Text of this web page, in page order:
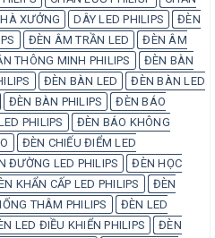
XƯỞNG DÂY LED PHILIPS
ĐÈN
ĐÈN ÂM TRẦN LED
ĐÈN ÂM
THÔNG MINH PHILIPS
ĐÈN BÀN
ĐÈN BÀN LED
ĐÈN BÀN LED
ĐÈN BÀN PHILIPS
ĐÈN BÁO
PHILIPS
ĐÈN BÁO KHÔNG
ĐÈN CHIẾU ĐIỂM LED
ĐƯỜNG LED PHILIPS
ĐÈN HỌC
KHẨN CẤP LED PHILIPS
ĐÈN
THÂM PHILIPS
ĐÈN LED
LED ĐIỀU KHIỂN PHILIPS
ĐÈN